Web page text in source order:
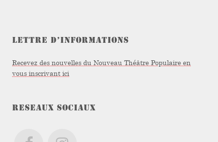
LETTRE D’INFORMATIONS
Recevez des nouvelles du Nouveau Théâtre Populaire en
vous inscrivant ici
RESEAUX SOCIAUX